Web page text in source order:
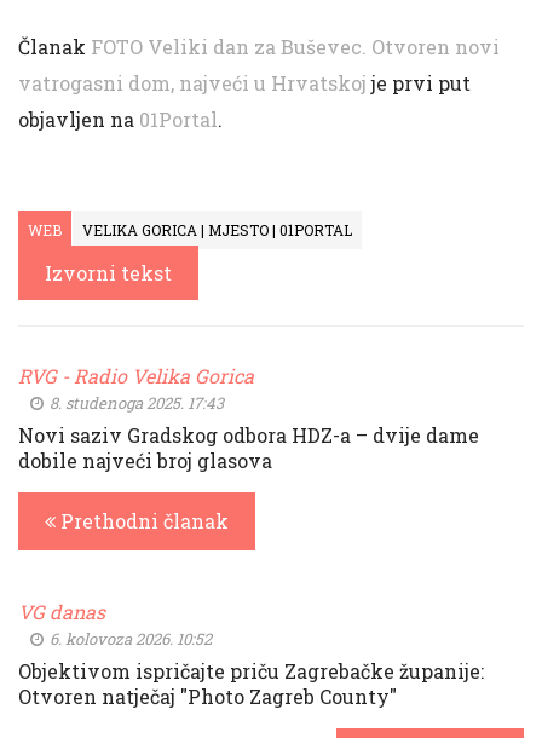
Članak FOTO Veliki dan za Buševec. Otvoren novi
vatrogasni dom, najveći u Hrvatskojje prvi put
objavljen na 01Portal.
WEB VELIKA GORICA | MJESTO | 01PORTAL
Izvorni tekst
RVG - Radio Velika Gorica
8. studenoga 2025. 17:43
Novi saziv Gradskog odbora HDZ-a – dvije dame
dobile najveći broj glasova
Prethodni članak
VG danas
6. kolovoza 2026. 10:52
Objektivom ispričajte priču Zagrebačke županije:
Otvoren natječaj "Photo Zagreb County"